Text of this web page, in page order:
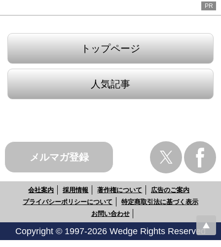
PR
トップページ
人気記事
メルマガ登録
会社案内 採用情報 著作権について
広告のご案内
プライバシーポリシーについて
特定商取引法に基づく表示
お問い合わせ
Copyright © 1997-2026 Wedge Rights Reserved